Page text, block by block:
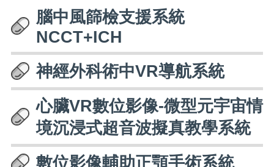
腦中風篩檢支援系統
NCCT+ICH
神經外科術中VR導航系統
心臟VR數位影像-微型元宇宙情
境沉浸式超音波擬真教學系統
數位影像輔助正顎手術系統